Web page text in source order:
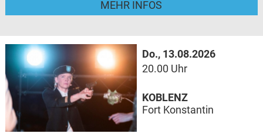
MEHR INFOS
Do., 13.08.2026
20.00 Uhr
KOBLENZ
Fort Konstantin